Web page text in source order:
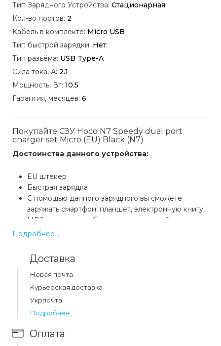
Тип Зарядного Устройства: Стационарная
Кол-во портов: 2
Кабель в комплекте: Micro USB
Тип быстрой зарядки: Нет
Тип разъёма: USB Type-A
Сила тока, А: 2.1
Мощность, Вт: 10.5
Гарантия, месяцев: 6
Покупайте СЗУ Hoco N7 Speedy dual port
charger set Micro (EU) Black (N7)
Достоинства данного устройства:
EU штекер
Быстрая зарядка
С помощью данного зарядного вы сможете
заряжать смартфон, планшет, электронную книгу,
MP3 плеер, повербанк и другие устройства
Данное зарядное устройство имеет 2 USB порта
Качественные материалы
Защита от перезаряда, перегрева и перепада
напряжения
Зарядное устройство Hoco прошло
сертификацию FCC&CE, RoHS и на 100%
соответствует указанным параметрам. Используя
его, Вы можете быть абсолютно уверены в его
качестве и безопасности Ваших устройств.
Подробнее...
Доставка
Новая почта
Курьерская доставка
Укрпочта
Подробнее...
Оплата